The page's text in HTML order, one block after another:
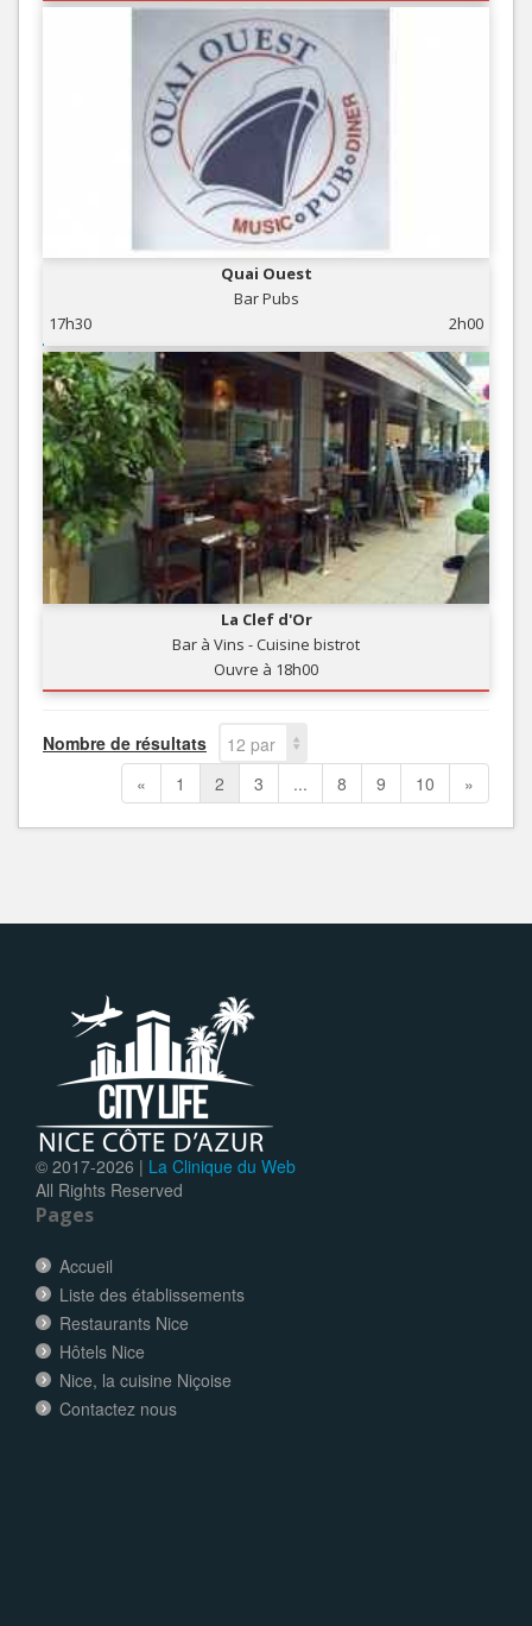
Quai Ouest
Bar Pubs
17h30
2h00
La Clef d'Or
Bar à Vins - Cuisine bistrot
Ouvre à 18h00
Nombre de résultats
12 par
page
« 1 2 3 ... 8 9 10 »
© 2017-2026 | La Clinique du Web
All Rights Reserved
Pages
Accueil
Liste des établissements
Restaurants Nice
Hôtels Nice
Nice, la cuisine Niçoise
Contactez nous